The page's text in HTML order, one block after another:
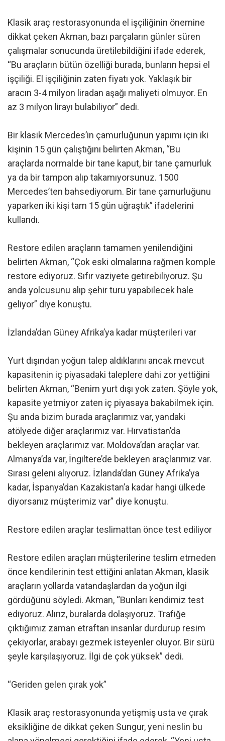
Klasik araç restorasyonunda el işçiliğinin önemine
dikkat çeken Akman, bazı parçaların günler süren
çalışmalar sonucunda üretilebildiğini ifade ederek,
“Bu araçların bütün özelliği burada, bunların hepsi el
işçiliği. El işçiliğinin zaten fiyatı yok. Yaklaşık bir
aracın 3-4 milyon liradan aşağı maliyeti olmuyor. En
az 3 milyon lirayı bulabiliyor” dedi.
Bir klasik Mercedes’in çamurluğunun yapımı için iki
kişinin 15 gün çalıştığını belirten Akman, “Bu
araçlarda normalde bir tane kaput, bir tane çamurluk
ya da bir tampon alıp takamıyorsunuz. 1500
Mercedes’ten bahsediyorum. Bir tane çamurluğunu
yaparken iki kişi tam 15 gün uğraştık” ifadelerini
kullandı.
Restore edilen araçların tamamen yenilendiğini
belirten Akman, “Çok eski olmalarına rağmen komple
restore ediyoruz. Sıfır vaziyete getirebiliyoruz. Şu
anda yolcusunu alıp şehir turu yapabilecek hale
geliyor” diye konuştu.
İzlanda’dan Güney Afrika’ya kadar müşterileri var
Yurt dışından yoğun talep aldıklarını ancak mevcut
kapasitenin iç piyasadaki taleplere dahi zor yettiğini
belirten Akman, “Benim yurt dışı yok zaten. Şöyle yok,
kapasite yetmiyor zaten iç piyasaya bakabilmek için.
Şu anda bizim burada araçlarımız var, yandaki
atölyede diğer araçlarımız var. Hırvatistan’da
bekleyen araçlarımız var. Moldova’dan araçlar var.
Almanya’da var, İngiltere’de bekleyen araçlarımız var.
Sırası geleni alıyoruz. İzlanda’dan Güney Afrika’ya
kadar, İspanya’dan Kazakistan’a kadar hangi ülkede
diyorsanız müşterimiz var” diye konuştu.
Restore edilen araçlar teslimattan önce test ediliyor
Restore edilen araçları müşterilerine teslim etmeden
önce kendilerinin test ettiğini anlatan Akman, klasik
araçların yollarda vatandaşlardan da yoğun ilgi
gördüğünü söyledi. Akman, “Bunları kendimiz test
ediyoruz. Alırız, buralarda dolaşıyoruz. Trafiğe
çıktığımız zaman etraftan insanlar durdurup resim
çekiyorlar, arabayı gezmek isteyenler oluyor. Bir sürü
şeyle karşılaşıyoruz. İlgi de çok yüksek” dedi.
“Geriden gelen çırak yok”
Klasik araç restorasyonunda yetişmiş usta ve çırak
eksikliğine de dikkat çeken Sungur, yeni neslin bu